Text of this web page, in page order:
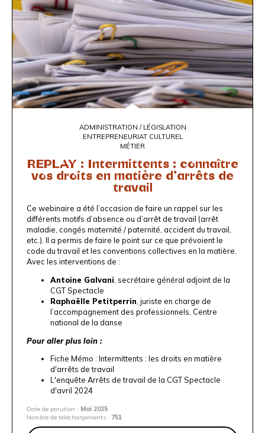
ADMINISTRATION / LÉGISLATION
ENTREPRENEURIAT CULTUREL
MÉTIER
REPLAY : Intermittents : connaître
vos droits en matière d’arrêts de
travail
Ce webinaire a été l’occasion de faire un rappel sur les
différents motifs d’absence ou d’arrêt de travail (arrêt
maladie, congés maternité / paternité, accident du travail,
etc.). Il a permis de faire le point sur ce que prévoient le
code du travail et les conventions collectives en la matière.
Avec les interventions de :
Antoine Galvani , secrétaire général adjoint de la
CGT Spectacle
Raphaëlle Petitperrin , juriste en charge de
l’accompagnement des professionnels, Centre
national de la danse
Pour aller plus loin :
Fiche Mémo : Intermittents : les droits en matière
d'arrêts de travail
L'enquête Arrêts de travail de la CGT Spectacle
d'avril 2024
Date de parution : Mai 2025
Nombre de téléchargements : 751